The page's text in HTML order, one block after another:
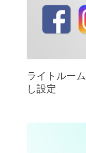
ライトルー
し設定